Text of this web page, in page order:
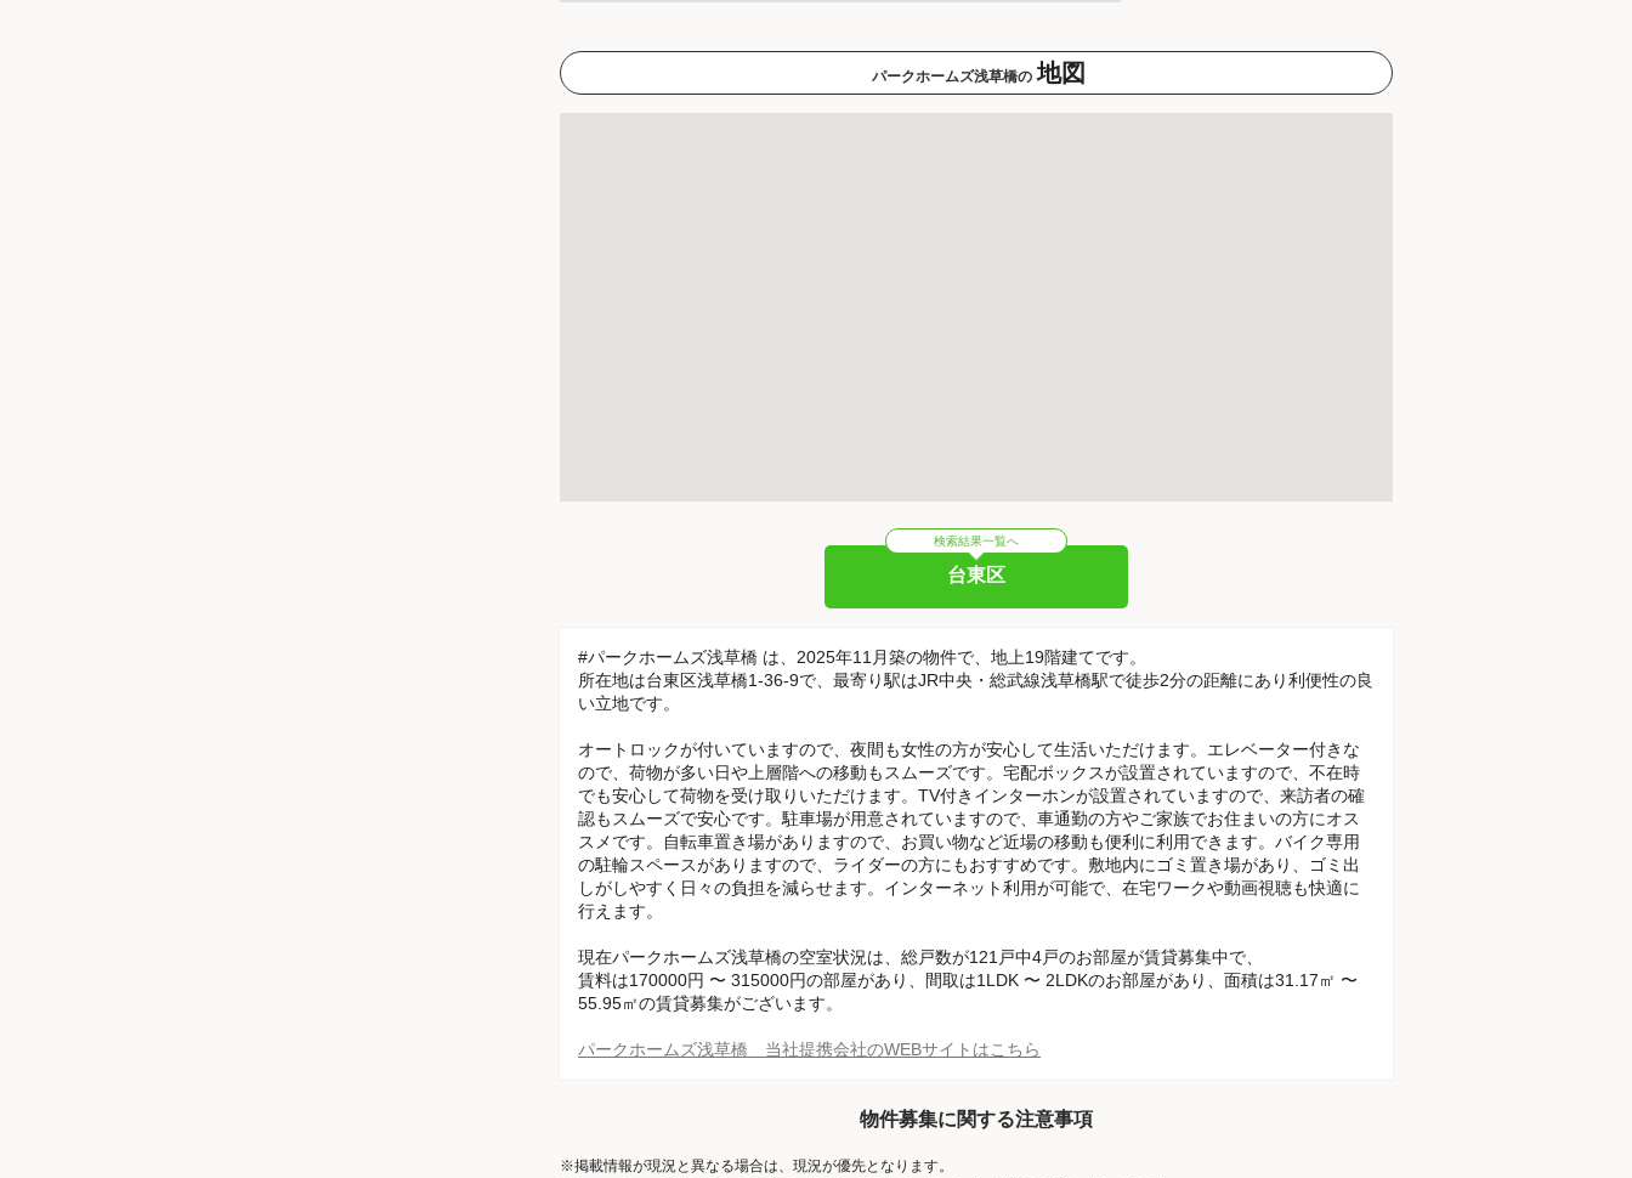
パークホームズ浅草橋の 地図
検索結果一覧へ
台東区
#パークホームズ浅草橋 は、2025年11月築の物件で、地上19階建てです。
所在地は台東区浅草橋1-36-9で、最寄り駅はJR中央・総武線浅草橋駅で徒歩2分の距離にあり利便性の良
い立地です。
オートロックが付いていますので、夜間も女性の方が安心して生活いただけます。エレベーター付きな
ので、荷物が多い日や上層階への移動もスムーズです。宅配ボックスが設置されていますので、不在時
でも安心して荷物を受け取りいただけます。TV付きインターホンが設置されていますので、来訪者の確
認もスムーズで安心です。駐車場が用意されていますので、車通勤の方やご家族でお住まいの方にオス
スメです。自転車置き場がありますので、お買い物など近場の移動も便利に利用できます。バイク専用
の駐輪スペースがありますので、ライダーの方にもおすすめです。敷地内にゴミ置き場があり、ゴミ出
しがしやすく日々の負担を減らせます。インターネット利用が可能で、在宅ワークや動画視聴も快適に
行えます。
現在パークホームズ浅草橋の空室状況は、総戸数が121戸中4戸のお部屋が賃貸募集中で、
賃料は170000円 〜 315000円の部屋があり、間取は1LDK 〜 2LDKのお部屋があり、面積は31.17㎡ 〜
55.95㎡の賃貸募集がございます。
パークホームズ浅草橋 当社提携会社のWEBサイトはこちら
物件募集に関する注意事項
※掲載情報が現況と異なる場合は、現況が優先となります。